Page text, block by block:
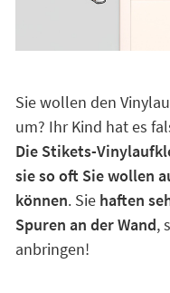
Sie wollen den
um? Ihr Kind hat es
Die Stikets-
sie so oft Sie wollen
können. Sie haften
Spuren an der Wand,
anbringen!